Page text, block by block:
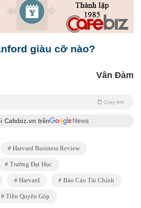
giàu cỡ nào?
Vân Đàm
Copy link
Cafebiz.vn trên
Harvard Business Review
Trường Đại Học
Harvard Báo Cáo Tài Chính
Tiền Quyên Góp